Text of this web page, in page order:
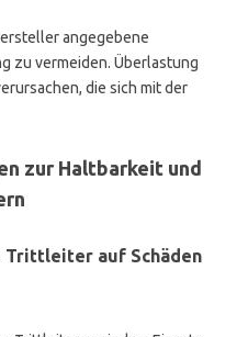
angegebene
zu vermeiden. Überlastung
die sich mit der
zur Haltbarkeit und
Trittleiter auf Schäden